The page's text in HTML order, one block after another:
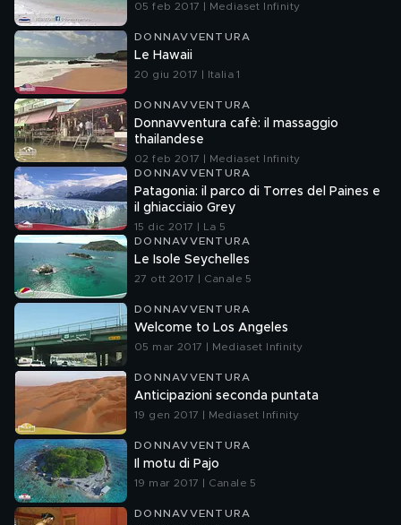
05 feb 2017 | Mediaset Infinity
DONNAVVENTURA
Le Hawaii
20 giu 2017 | Italia 1
DONNAVVENTURA
Donnavventura cafè: il massaggio
thailandese
02 feb 2017 | Mediaset Infinity
DONNAVVENTURA
Patagonia: il parco di Torres del Paines e
il ghiacciaio Grey
15 dic 2017 | La 5
DONNAVVENTURA
Le Isole Seychelles
27 ott 2017 | Canale 5
DONNAVVENTURA
Welcome to Los Angeles
05 mar 2017 | Mediaset Infinity
DONNAVVENTURA
Anticipazioni seconda puntata
19 gen 2017 | Mediaset Infinity
DONNAVVENTURA
Il motu di Pajo
19 mar 2017 | Canale 5
DONNAVVENTURA